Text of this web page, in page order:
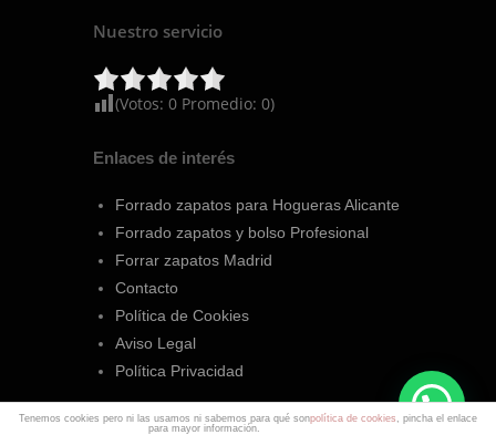
Nuestro servicio
(Votos: 0 Promedio: 0)
Enlaces de interés
Forrado zapatos para Hogueras Alicante
Forrado zapatos y bolso Profesional
Forrar zapatos Madrid
Contacto
Política de Cookies
Aviso Legal
Política Privacidad
Tenemos cookies pero ni las usamos ni sabemos para qué sonpolítica de cookies , pincha el enlace
para mayor información.